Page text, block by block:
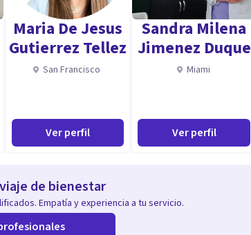
en:
Maria De Jesus
Gutierrez Tellez
San Francisco
Ver perfil
Sandra Milena
Jimenez Duque
Miami
Ver perfil
de bienestar
Empatía y experiencia a tu servicio.